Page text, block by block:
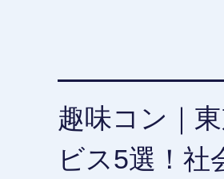
趣味コン｜
ビス5選！社